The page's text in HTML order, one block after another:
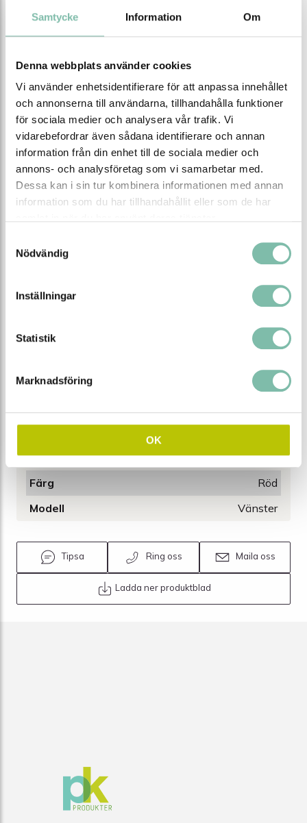
Samtycke Information Om
Denna webbplats använder cookies
Vi använder enhetsidentifierare för att anpassa innehållet
och annonserna till användarna, tillhandahålla funktioner
för sociala medier och analysera vår trafik. Vi
vidarebefordrar även sådana identifierare och annan
information från din enhet till de sociala medier och
annons- och analysföretag som vi samarbetar med.
Dessa kan i sin tur kombinera informationen med annan
information som du har tillhandahållit eller som de har
Nödvändig
Inställningar
Statistik
Marknadsföring
OK
BESKRIVNING DOKUMENT
Beskrivning
Gavlar som passar översvämningsbarriär Boxvall
BW102. Med hjälp av dessa gavlar kan boxvallar enkelt
passera trottoarkanter eller trappsteg, förutsatt att
passagen sker vinkelrätt. När en boxvall byggs på en
gata och når en trottoarkant avslutas den med en
högergavel. Därefter startar en ny del av boxvallen på
trottoaren med en vänstergavel. Gavlarna kopplas ihop,
förskjutna i höjdled, genom den spalt som är integrerad i
varje gavel för en säker och stabil anslutning.
Längd (mm)
250
Bredd (mm)
992
Dämningshöjd (cm)
100
Lagringstemperatur °C
-30 till+ 90
Färg
Röd
Modell
Vänster
Tipsa Ring oss Maila oss
Ladda ner produktblad